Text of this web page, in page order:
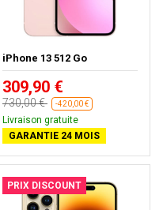
iPhone 13 512 Go
309,90 €
730,00 € -420,00 €
Livraison gratuite
GARANTIE 24 MOIS
PRIX DISCOUNT